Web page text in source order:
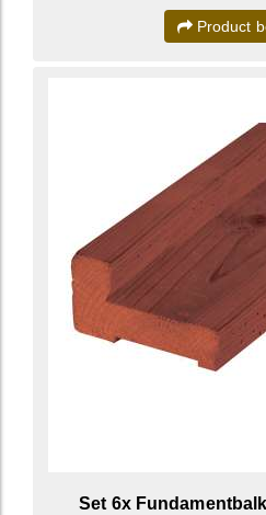
Product
Set 6x